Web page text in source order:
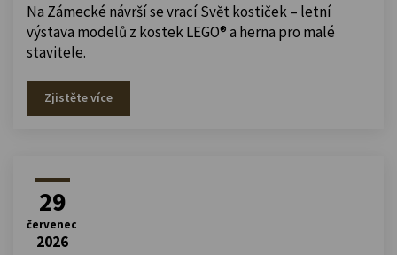
Na Zámecké návrší se vrací Svět kostiček – letní
výstava modelů z kostek LEGO® a herna pro malé
stavitele.
Zjistěte více
29
červenec
2026